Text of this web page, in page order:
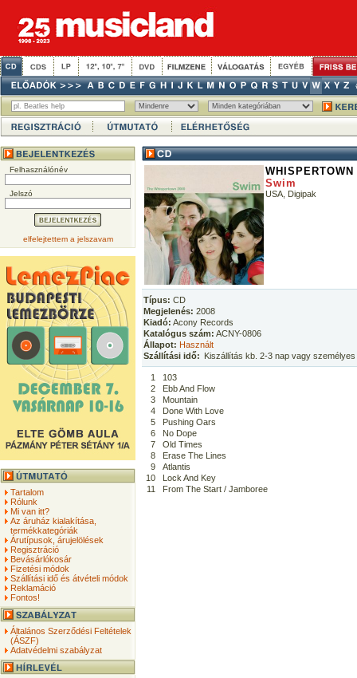
Felhasználónév
Jelszó
elfelejtettem a jelszavam
Tartalom
Rólunk
Mi van itt?
Az áruház kialakítása,
termékkategóriák
Árutípusok, árujelölések
Regisztráció
Bevásárlókosár
Fizetési módok
Szállítási idő és átvételi módok
Reklamáció
Fontos!
Általános Szerződési Feltételek
(ÁSZF)
Adatvédelmi szabályzat
WHISPERTOWN
Swim
USA, Digipak
Típus: CD
Megjelenés: 2008
Kiadó: Acony Records
Katalógus szám: ACNY-0806
Állapot: Használt
Szállítási idő: Kiszállítás kb. 2-3 nap vagy
1
103
2
Ebb And Flow
3
Mountain
4
Done With Love
5
Pushing Oars
6
No Dope
7
Old Times
8
Erase The Lines
9
Atlantis
10
Lock And Key
11
From The Start / Jamboree